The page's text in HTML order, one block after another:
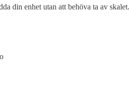
din enhet utan att behöva ta av skalet.